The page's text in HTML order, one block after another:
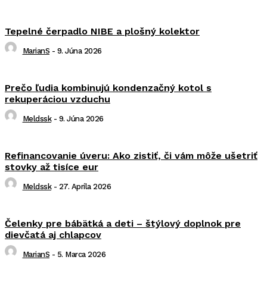
Tepelné čerpadlo NIBE a plošný kolektor
MarianS - 9. Júna 2026
Prečo ľudia kombinujú kondenzačný kotol s
rekuperáciou vzduchu
Meldssk - 9. Júna 2026
Refinancovanie úveru: Ako zistiť, či vám môže ušetriť
stovky až tisíce eur
Meldssk - 27. Apríla 2026
Čelenky pre bábätká a deti – štýlový doplnok pre
dievčatá aj chlapcov
MarianS - 5. Marca 2026